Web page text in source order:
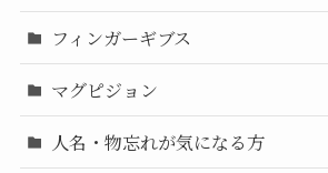
フィンガーギブス
マグピジョン
人名・物忘れが気になる方